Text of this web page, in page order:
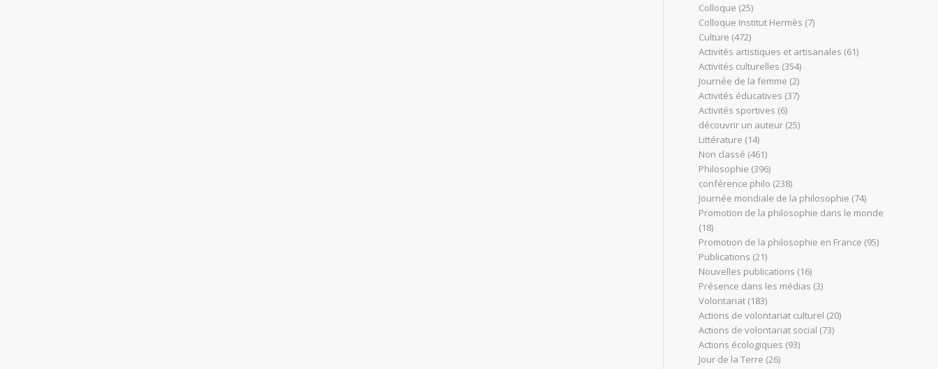
Colloque (25)
Colloque Institut Hermès (7)
Culture (472)
Activités artistiques et artisanales (61)
Activités culturelles (354)
Journée de la femme (2)
Activités éducatives (37)
Activités sportives (6)
découvrir un auteur (25)
Littérature (14)
Non classé (461)
Philosophie (396)
conférence philo (238)
Journée mondiale de la philosophie (74)
Promotion de la philosophie dans le monde
(18)
Promotion de la philosophie en France (95)
Publications (21)
Nouvelles publications (16)
Présence dans les médias (3)
Volontariat (183)
Actions de volontariat culturel (20)
Actions de volontariat social (73)
Actions écologiques (93)
Jour de la Terre (26)